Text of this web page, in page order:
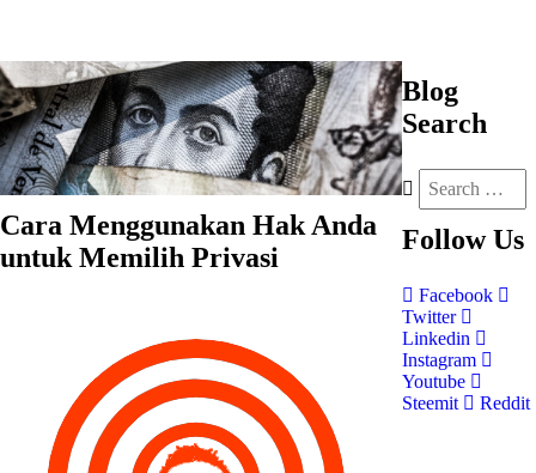
Cara Menggunakan Hak Anda
untuk Memilih Privasi
Blog
Search
Follow Us
Facebook
Twitter
Linkedin
Instagram
Youtube
Steemit
Reddit